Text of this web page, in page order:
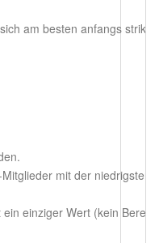
am besten anfangs
mit der
einziger Wert (kein Bereich)